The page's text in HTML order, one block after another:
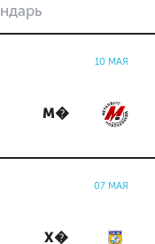
10 МАЯ
М�
07 МАЯ
Х�